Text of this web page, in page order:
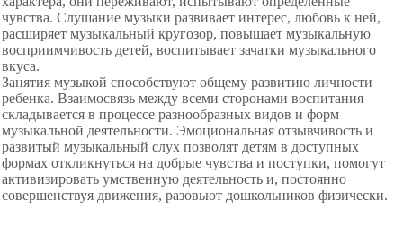
чувства. Слушание музыки развивает интерес, любовь к ней,
расширяет музыкальный кругозор, повышает музыкальную
восприимчивость детей, воспитывает зачатки музыкального
вкуса.
Занятия музыкой способствуют общему развитию личности
ребенка. Взаимосвязь между всеми сторонами воспитания
складывается в процессе разнообразных видов и форм
музыкальной деятельности. Эмоциональная отзывчивость и
развитый музыкальный слух позволят детям в доступных
формах откликнуться на добрые чувства и поступки, помогут
активизировать умственную деятельность и, постоянно
совершенствуя движения, разовьют дошкольников физически.